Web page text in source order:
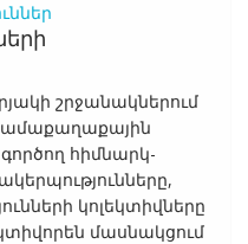
շրջանակներում
հիմնարկ-
կոլեկտիվները
մասնակցում